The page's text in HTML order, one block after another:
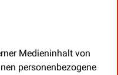
Medieninhalt von
personenbezogene